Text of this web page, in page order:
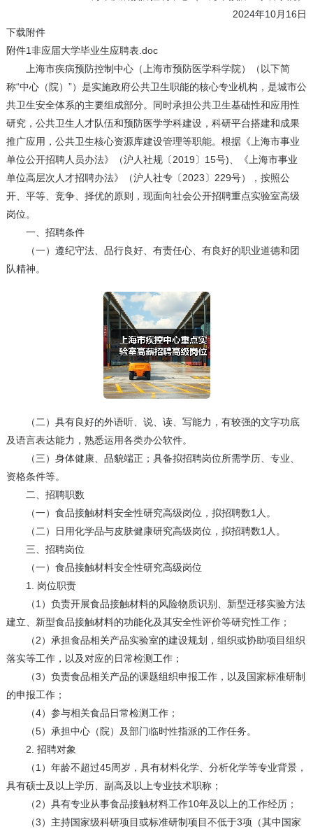
2024年10月16日
下载附件
附件1非应届大学毕业生应聘表.doc
上海市疾病预防控制中心（上海市预防医学科学院）（以下简
称“中心（院）”）是实施政府公共卫生职能的核心专业机构，是城市公
共卫生安全体系的主要组成部分。同时承担公共卫生基础性和应用性
研究，公共卫生人才队伍和预防医学学科建设，科研平台搭建和成果
推广应用，公共卫生核心资源库建设管理等职能。根据《上海市事业
单位公开招聘人员办法》（沪人社规〔2019〕15号)、《上海市事业
单位高层次人才招聘办法》（沪人社专〔2023〕229号），按照公
开、平等、竞争、择优的原则，现面向社会公开招聘重点实验室高级
岗位。
一、招聘条件
（一）遵纪守法、品行良好、有责任心、有良好的职业道德和团
队精神。
（二）具有良好的外语听、说、读、写能力，有较强的文字功底
及语言表达能力，熟悉运用各类办公软件。
（三）身体健康、品貌端正；具备拟招聘岗位所需学历、专业、
资格条件等。
二、招聘职数
（一）食品接触材料安全性研究高级岗位，拟招聘数1人。
（二）日用化学品与皮肤健康研究高级岗位，拟招聘数1人。
三、招聘岗位
（一）食品接触材料安全性研究高级岗位
1. 岗位职责
（1）负责开展食品接触材料的风险物质识别、新型迁移实验方法
建立、新型食品接触材料的功能化及其安全性评价等研究性工作；
（2）承担食品相关产品实验室的建设规划，组织或协助项目组织
落实等工作，以及对应的日常检测工作；
（3）负责食品相关产品的课题组织申报工作，以及国家标准研制
的申报工作；
（4）参与相关食品日常检测工作；
（5）承担中心（院）及部门临时性指派的工作任务。
2. 招聘对象
（1）年龄不超过45周岁，具有材料化学、分析化学等专业背景，
具有硕士及以上学历、副高及以上专业技术职称；
（2）具有专业从事食品接触材料工作10年及以上的工作经历；
（3）主持国家级科研项目或标准研制项目不低于3项（其中国家